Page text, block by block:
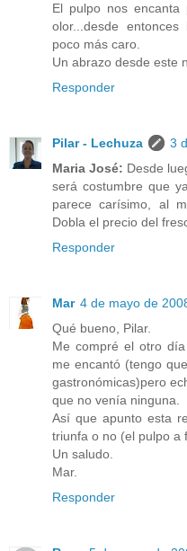
El pulpo nos
olor...desde
poco más caro.
Un abrazo desde este
Responder
Pilar - Lechuza
3
Maria José: Desde
será costumbre que
parece carísimo, al
Dobla el precio del
Responder
Mar 4 de mayo de
Qué bueno, Pilar.
Me compré el otro
me encantó (tengo
gastronómicas)pero
que no venía ninguna.
Así que apunto esta
triunfa o no (el pulpo a
Un saludo.
Mar.
Responder